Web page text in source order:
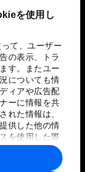
を使用し
て、ユーザー
の表示、トラ
す。またユー
についても情
ィアや広告配
ーに情報を共
れた情報は、
供した他の情
を使用した際
され、各パー
とがありま
約